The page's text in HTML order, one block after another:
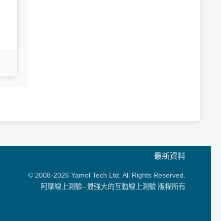
最新資料
© 2008-2026 Yamol Tech Ltd. All Rights Reserved.
阿摩線上測驗--最強大的互動線上測驗 版權所有